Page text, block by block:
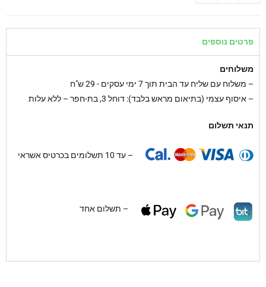
פרטים נוספים
משלוחים
– משלוח עם שליח עד הבית תוך 7 ימי עסקים - 29 ש"ח
– איסוף עצמי (בתיאום מראש בלבד): דוחל 3, בת-חפר – ללא עלות
תנאי תשלום
– עד 10 תשלומים בכרטיס אשראי
– תשלום אחד